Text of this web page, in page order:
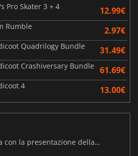
Pro Skater 3 + 4
12.99€
Rumble 2.97€
Quadrilogy Bundle 31.49€
Crashiversary Bundle 61.69€
4 13.00€
MARVEL Tōkon debutta con la presentazione della roadmap per il primo anno